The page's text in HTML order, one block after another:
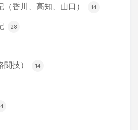
（香川、高知、山口） 14
28
闘技） 14